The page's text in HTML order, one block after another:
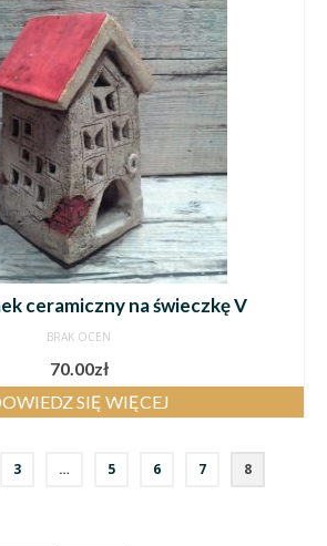
ceramiczny na świeczkę V
BRAK OCEN
70.00zł
SIĘ WIĘCEJ
3 … 5 6 7
8